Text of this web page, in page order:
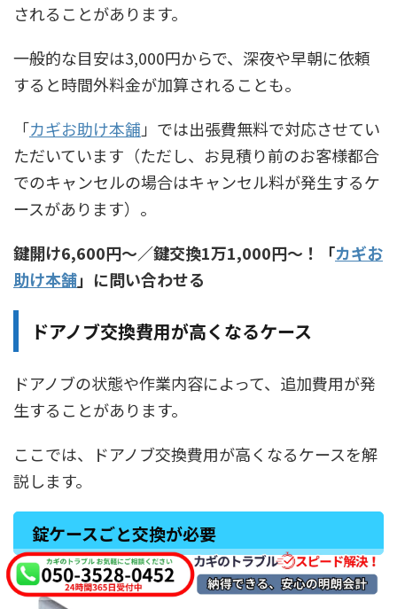
されることがあります。
一般的な目安は3,000円からで、深夜や早朝に依頼
すると時間外料金が加算されることも。
「カギお助け本舗 」では出張費無料で対応させてい
ただいています（ただし、お見積り前のお客様都合
でのキャンセルの場合はキャンセル料が発生するケ
ースがあります）。
鍵開け6,600円〜／鍵交換1万1,000円〜！「カギお
助け本舗」に問い合わせる
ドアノブ交換費用が高くなるケース
ドアノブの状態や作業内容によって、追加費用が発
生することがあります。
ここでは、ドアノブ交換費用が高くなるケースを解
説します。
錠ケースごと交換が必要